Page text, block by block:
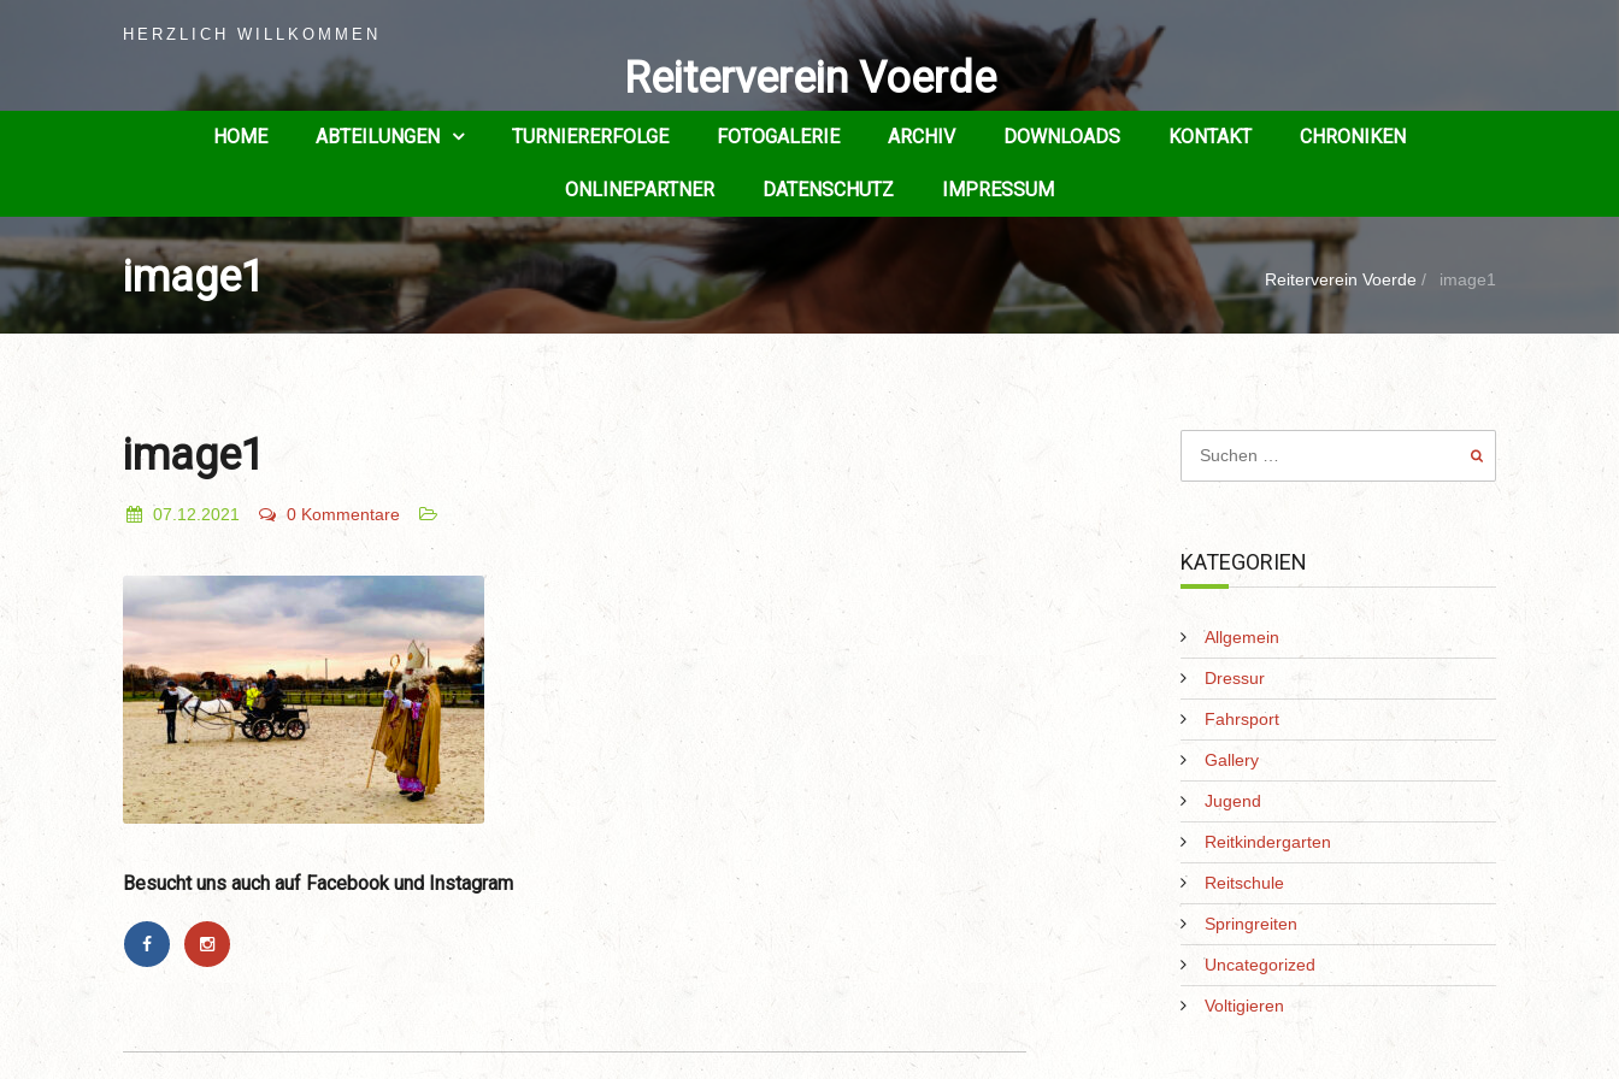
HERZLICH WILLKOMMEN
Reiterverein Voerde
HOME ABTEILUNGEN TURNIERERFOLGE FOTOGALERIE ARCHIV DOWNLOADS KONTAKT CHRONIKEN
ONLINEPARTNER DATENSCHUTZ IMPRESSUM
image1 Reiterverein Voerde / image1
image1
07.12.2021 0 Kommentare
Besucht uns auch auf Facebook und Instagram
KATEGORIEN
Allgemein
Dressur
Fahrsport
Gallery
Jugend
Reitkindergarten
Reitschule
Springreiten
Uncategorized
Voltigieren